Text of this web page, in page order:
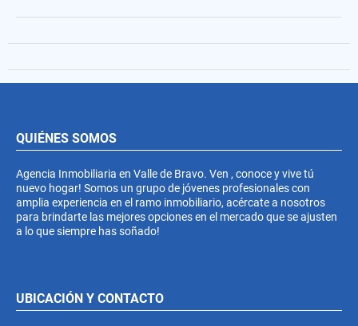
QUIÉNES SOMOS
Agencia Inmobiliaria en Valle de Bravo. Ven , conoce y vive tú
nuevo hogar! Somos un grupo de jóvenes profesionales con
amplia experiencia en el ramo inmobiliario, acércate a nosotros
para brindarte las mejores opciones en el mercado que se ajusten
a lo que siempre has soñado!
UBICACIÓN Y CONTACTO